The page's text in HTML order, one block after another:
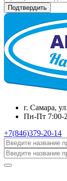
г. Самара,
Пн-Пт 7:00-
+7(846)379-20-14